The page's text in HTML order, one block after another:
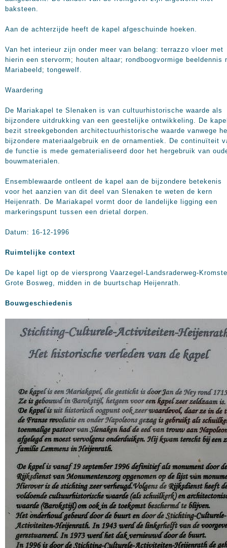
baksteen.
Aan de achterzijde heeft de kapel afgeschuinde hoeken.
Van het interieur zijn onder meer van belang: terrazzo vloer met
hierin een stervorm; houten altaar; rondboogvormige beeldennis
Mariabeeld; tongewelf.
Waardering
De Mariakapel te Slenaken is van cultuurhistorische waarde als
bijzondere uitdrukking van een geestelijke ontwikkeling. De
bezit streekgebonden architectuurhistorische waarde vanwege
bijzondere materiaalgebruik en de ornamentiek. De continuïteit
de functie is mede gematerialiseerd door het hergebruik van
bouwmaterialen.
Ensemblewaarde ontleent de kapel aan de bijzondere betekenis
voor het aanzien van dit deel van Slenaken te weten de kern
Heijenrath. De Mariakapel vormt door de landelijke ligging een
markeringspunt tussen een drietal dorpen.
Datum: 16-12-1996
Ruimtelijke context
De kapel ligt op de viersprong Vaarzegel-Landsraderweg-
Grote Bosweg, midden in de buurtschap Heijenrath.
Bouwgeschiedenis